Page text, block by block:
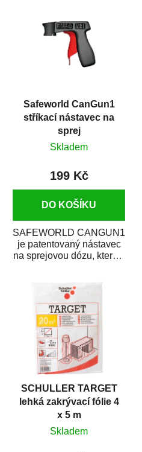
Safeworld CanGun1
stříkací nástavec na
sprej
Skladem
199 Kč
DO KOŠÍKU
SAFEWORLD CANGUN1
je patentovaný nástavec
na sprejovou dózu, který ji
SCHULLER TARGET
lehká zakrývací fólie 4
x 5 m
Skladem